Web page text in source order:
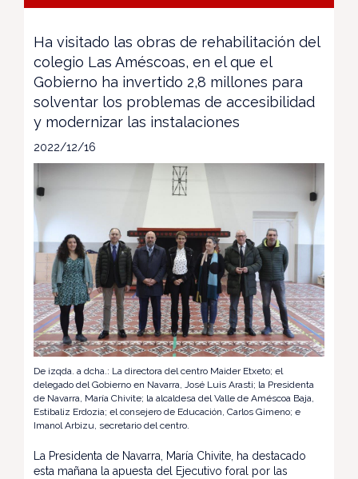
Ha visitado las obras de rehabilitación del
colegio Las Améscoas, en el que el
Gobierno ha invertido 2,8 millones para
solventar los problemas de accesibilidad
y modernizar las instalaciones
2022/12/16
De izqda. a dcha.: La directora del centro Maider Etxeto; el
delegado del Gobierno en Navarra, José Luis Arasti; la Presidenta
de Navarra, María Chivite; la alcaldesa del Valle de Améscoa Baja,
Estibaliz Erdozia; el consejero de Educación, Carlos Gimeno; e
Imanol Arbizu, secretario del centro.
La Presidenta de Navarra, María Chivite, ha destacado
esta mañana la apuesta del Ejecutivo foral por las